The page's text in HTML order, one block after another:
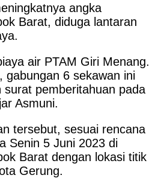
angka
Barat, diduga lantaran
air PTAM Giri Menang.
gabungan 6 sekawan ini
surat pemberitahuan pada
Asmuni.
tersebut, sesuai rencana
Senin 5 Juni 2023 di
Barat dengan lokasi titik
Gerung.